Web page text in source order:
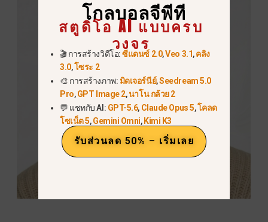
โกลบอลจีพีที
สตูดิโอ AI แบบครบ
วงจร
🎬 การสร้างวิดีโอ:ซีแดนซ์ 2.0,Veo 3.1,คลิง
3.0,โซระ 2
🎨 การสร้างภาพ: มิดเจอร์นีย์,Seedream 5.0
Pro,GPT Image 2,นาโน กล้วย 2
💬 แชทกับ AI: GPT-5.6, Claude Opus 5,โคลด
โซเน็ต 5,Gemini Omni, Kimi K3
รับส่วนลด 50% – เริ่มเลย